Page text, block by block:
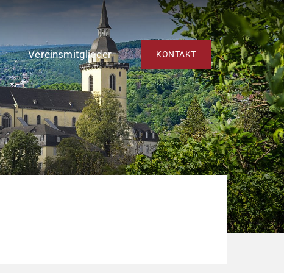
Vereinsmitglieder KONTAKT